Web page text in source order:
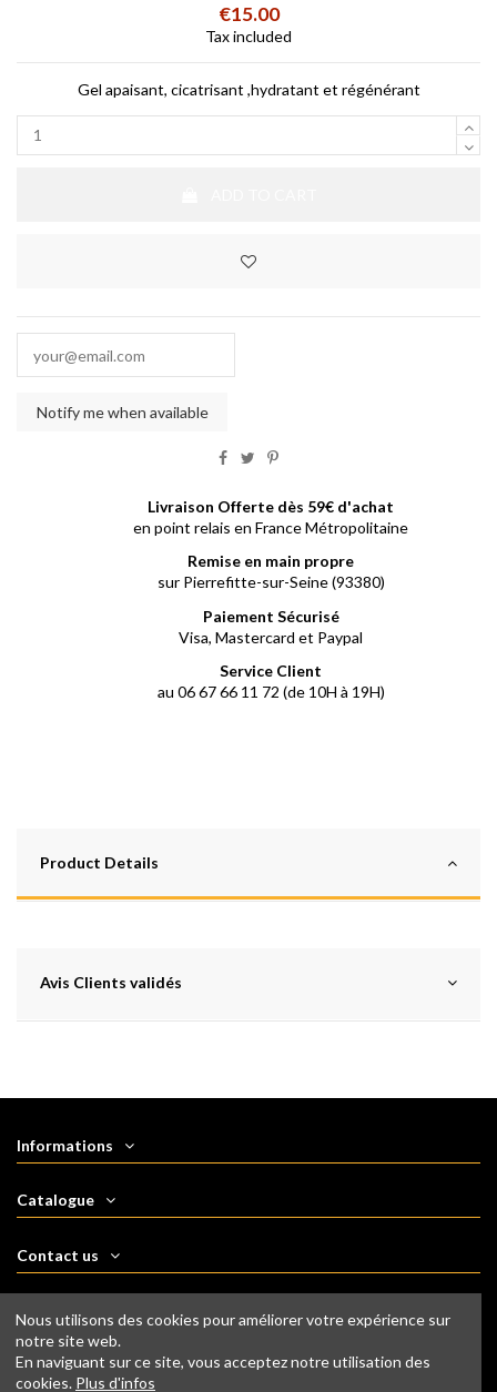
€15.00
Tax included
Gel apaisant, cicatrisant ,hydratant et régénérant
Livraison Offerte dès 59€ d'achat
en point relais en France Métropolitaine
Remise en main propre
sur Pierrefitte-sur-Seine (93380)
Paiement Sécurisé
Visa, Mastercard et Paypal
Service Client
au 06 67 66 11 72 (de 10H à 19H)
Product Details
Avis Clients validés
Informations
Catalogue
Contact us
Newsletter
Nous utilisons des cookies pour améliorer votre expérience sur
notre site web.
En naviguant sur ce site, vous acceptez notre utilisation des
cookies. Plus d'infos